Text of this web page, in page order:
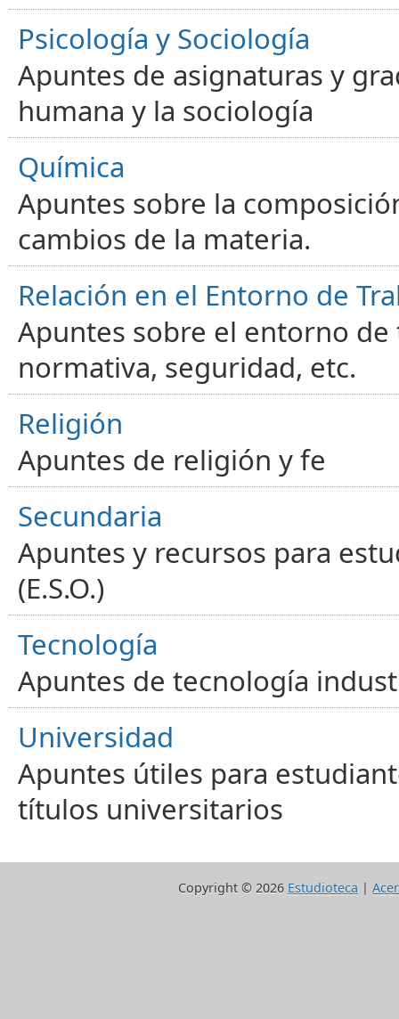
Psicología y Sociología
Apuntes de asignaturas y
humana y la sociología
Química
Apuntes sobre la
cambios de la materia.
Relación en el Entorno de
Apuntes sobre el entorno
normativa, seguridad, etc.
Religión
Apuntes de religión y fe
Secundaria
Apuntes y recursos para
(E.S.O.)
Tecnología
Apuntes de tecnología
Universidad
Apuntes útiles para
títulos universitarios
Copyright © 2026 Estudioteca |